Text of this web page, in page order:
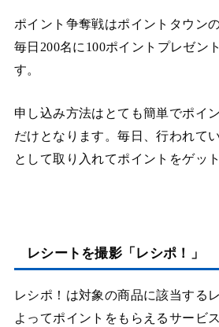
ポイント争奪戦はポイントタウン
毎日200名に100ポイントプレゼン
す。
申し込み方法はとても簡単でポイ
だけとなります。毎日、行われて
として取り入れてポイントをゲッ
レシートを撮影「レシポ！」
レシポ！は対象の商品に該当する
よってポイントをもらえるサービス